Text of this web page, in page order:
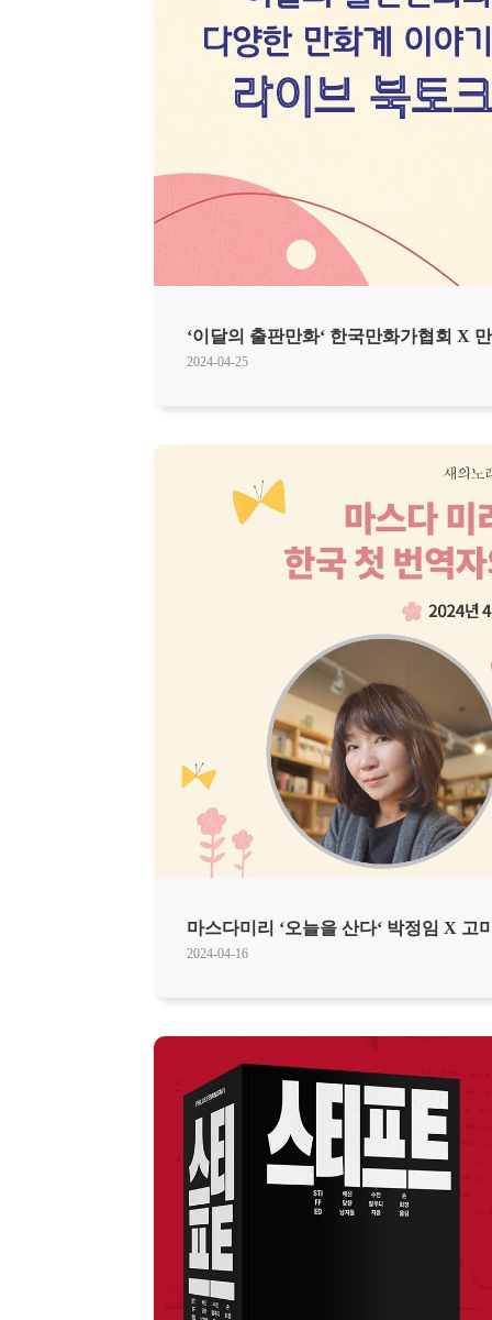
‘이달의 출판만화‘ 한국만화가협회 X
2024-04-25
마스다미리 ‘오늘을 산다‘ 박정임 X 고
2024-04-16